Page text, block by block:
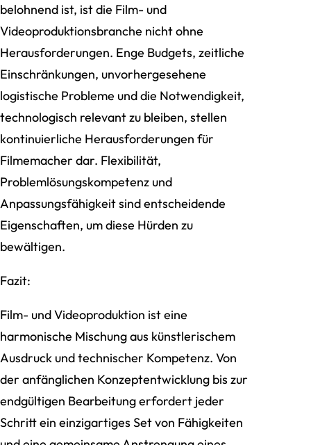
belohnend ist, ist die Film- und
Videoproduktionsbranche nicht ohne
Herausforderungen. Enge Budgets, zeitliche
Einschränkungen, unvorhergesehene
logistische Probleme und die Notwendigkeit,
technologisch relevant zu bleiben, stellen
kontinuierliche Herausforderungen für
Filmemacher dar. Flexibilität,
Problemlösungskompetenz und
Anpassungsfähigkeit sind entscheidende
Eigenschaften, um diese Hürden zu
bewältigen.
Fazit:
Film- und Videoproduktion ist eine
harmonische Mischung aus künstlerischem
Ausdruck und technischer Kompetenz. Von
der anfänglichen Konzeptentwicklung bis zur
endgültigen Bearbeitung erfordert jeder
Schritt ein einzigartiges Set von Fähigkeiten